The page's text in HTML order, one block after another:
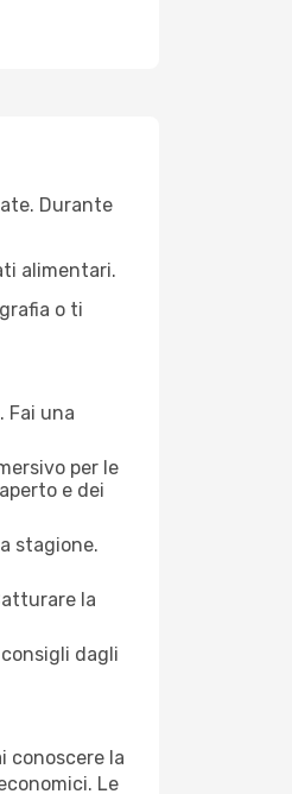
Durante
alimentari.
o ti
Fai una
per le
e dei
stagione.
la
dagli
conoscere la
Le